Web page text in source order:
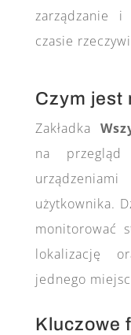
zarządzanie
czasie
Czym jest
Zakładka
na przegląd
użytkownika.
monitorować
lokalizację
jednego
Kluczowe